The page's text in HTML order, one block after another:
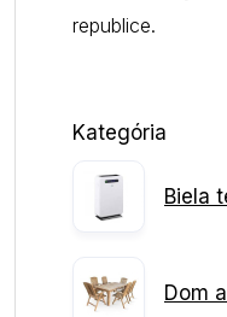
republice.
Kategória
Biela
Dom